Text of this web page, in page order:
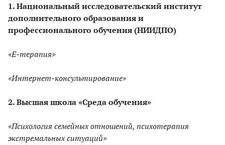
1. Национальный исследовательский институт
дополнительного образования и
профессионального обучения (НИИДПО)
«Е-терапия»
«Интернет-консультирование»
2. Высшая школа «Среда обучения»
«Психология семейных отношений, психотерапия
экстремальных ситуаций»